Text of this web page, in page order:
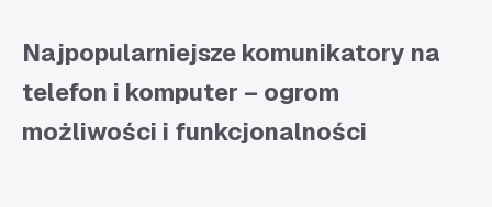
TeamSpeak
Wire
– podsumowanie
Najpopularniejsze komunikatory na
telefon i komputer – ogrom
możliwości i funkcjonalności